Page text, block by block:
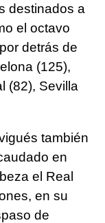
destinados a
el octavo
detrás de
(125),
(82), Sevilla
también
en
el Real
en su
de